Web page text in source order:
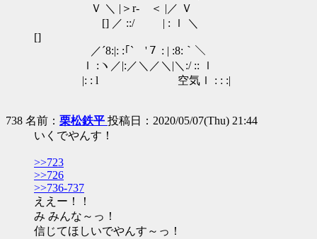
Ｖ ＼ |＞r- ＜ |／ Ｖ
[] ／ ::/ | : ｌ ＼
[]
／´8:|: :｢` '７ : | :8:｀＼
ｌ :ヽ／|:／＼／＼|＼:/ :: ｌ
|: : l 空気ｌ : : :|
738 名前： 栗松鉄平 投稿日：2020/05/07(Thu) 21:44
いくでやんす！
>>723
>>726
>>736-737
ええー！！
み みんな～っ！
信じてほしいでやんす～っ！